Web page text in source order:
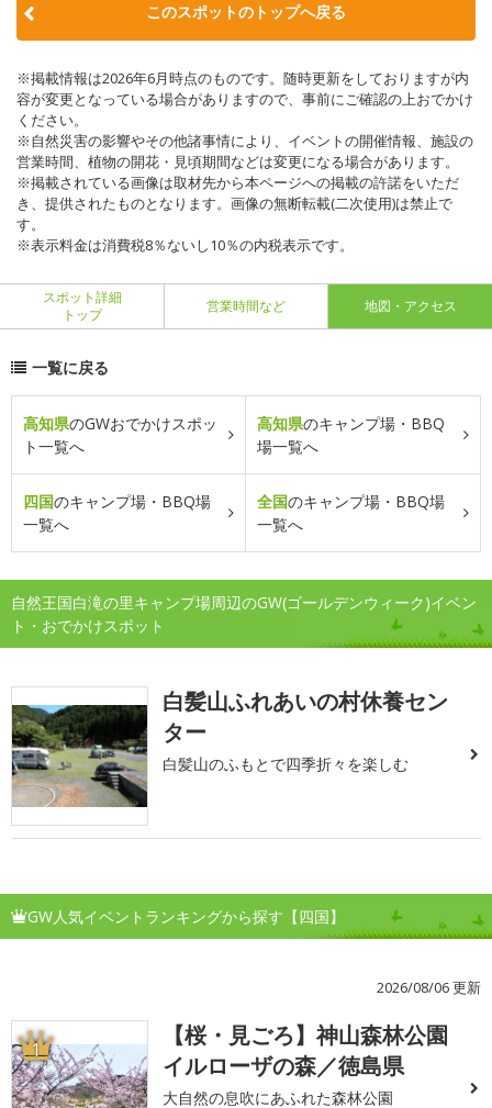
このスポットのトップへ戻る
※掲載情報は2026年6月時点のものです。随時更新をしておりますが内
容が変更となっている場合がありますので、事前にご確認の上おでかけ
ください。
※自然災害の影響やその他諸事情により、イベントの開催情報、施設の
営業時間、植物の開花・見頃期間などは変更になる場合があります。
※掲載されている画像は取材先から本ページへの掲載の許諾をいただ
き、提供されたものとなります。画像の無断転載(二次使用)は禁止で
す。
※表示料金は消費税8％ないし10％の内税表示です。
スポット詳細
トップ
営業時間など 地図・アクセス
一覧に戻る
高知県のGWおでかけスポッ
ト一覧へ
高知県のキャンプ場・BBQ
場一覧へ
四国のキャンプ場・BBQ場
一覧へ
全国のキャンプ場・BBQ場
一覧へ
自然王国白滝の里キャンプ場周辺のGW(ゴールデンウィーク)イベン
ト・おでかけスポット
白髪山ふれあいの村休養セン
ター
白髪山のふもとで四季折々を楽しむ
GW人気イベントランキングから探す【四国】
2026/08/06 更新
1
【桜・見ごろ】神山森林公園
イルローザの森／徳島県
大自然の息吹にあふれた森林公園